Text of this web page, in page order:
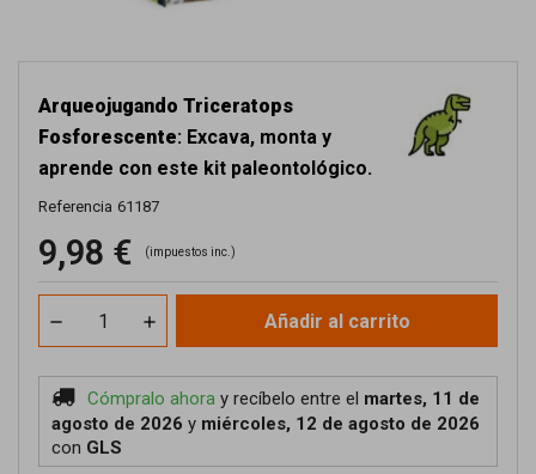
Arqueojugando Triceratops
Fosforescente: Excava, monta y
aprende con este kit paleontológico.
Referencia 61187
9,98 € (impuestos inc.)
Añadir al carrito
Cómpralo ahora y recíbelo entre el martes, 11 de
agosto de 2026 y miércoles, 12 de agosto de 2026
con GLS